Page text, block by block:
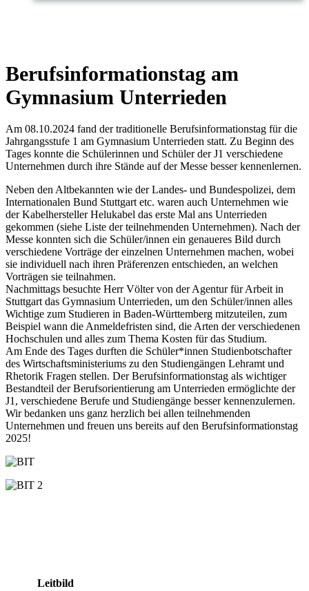
Berufsinformationstag am
Gymnasium Unterrieden
Am 08.10.2024 fand der traditionelle Berufsinformationstag für die
Jahrgangsstufe 1 am Gymnasium Unterrieden statt. Zu Beginn des
Tages konnte die Schülerinnen und Schüler der J1 verschiedene
Unternehmen durch ihre Stände auf der Messe besser kennenlernen.
Neben den Altbekannten wie der Landes- und Bundespolizei, dem
Internationalen Bund Stuttgart etc. waren auch Unternehmen wie
der Kabelhersteller Helukabel das erste Mal ans Unterrieden
gekommen (siehe Liste der teilnehmenden Unternehmen). Nach der
Messe konnten sich die Schüler/innen ein genaueres Bild durch
verschiedene Vorträge der einzelnen Unternehmen machen, wobei
sie individuell nach ihren Präferenzen entschieden, an welchen
Vorträgen sie teilnahmen.
Nachmittags besuchte Herr Völter von der Agentur für Arbeit in
Stuttgart das Gymnasium Unterrieden, um den Schüler/innen alles
Wichtige zum Studieren in Baden-Württemberg mitzuteilen, zum
Beispiel wann die Anmeldefristen sind, die Arten der verschiedenen
Hochschulen und alles zum Thema Kosten für das Studium.
Am Ende des Tages durften die Schüler*innen Studienbotschafter
des Wirtschaftsministeriums zu den Studiengängen Lehramt und
Rhetorik Fragen stellen. Der Berufsinformationstag als wichtiger
Bestandteil der Berufsorientierung am Unterrieden ermöglichte der
J1, verschiedene Berufe und Studiengänge besser kennenzulernen.
Wir bedanken uns ganz herzlich bei allen teilnehmenden
Unternehmen und freuen uns bereits auf den Berufsinformationstag
2025!
Leitbild